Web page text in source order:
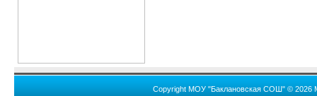
Copyright МОУ "Баклановская СОШ" © 2026